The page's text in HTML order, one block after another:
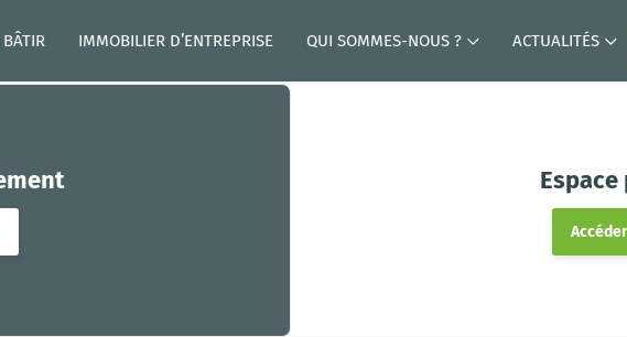
IMMOBILIER D’ENTREPRISE QUI SOMMES-NOUS ? ACTUALITÉS